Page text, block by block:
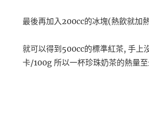
最後再加入200cc的冰塊(熱飲就加
就可以得到500cc的標準紅茶, 手
卡/100g 所以一杯珍珠奶茶的熱量